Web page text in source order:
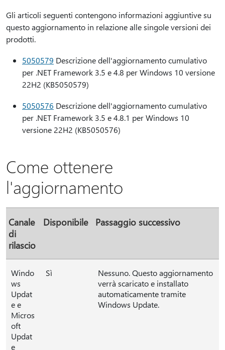
Gli articoli seguenti contengono informazioni aggiuntive su
questo aggiornamento in relazione alle singole versioni dei
prodotti.
5050579 Descrizione dell'aggiornamento cumulativo
per .NET Framework 3.5 e 4.8 per Windows 10 versione
22H2 (KB5050579)
5050576 Descrizione dell'aggiornamento cumulativo
per .NET Framework 3.5 e 4.8.1 per Windows 10
versione 22H2 (KB5050576)
Come ottenere
l'aggiornamento
Canale
di
rilascio
Disponibile Passaggio successivo
Windo
ws
Updat
e e
Micros
oft
Updat
e
Sì
Nessuno. Questo aggiornamento
verrà scaricato e installato
automaticamente tramite
Windows Update.